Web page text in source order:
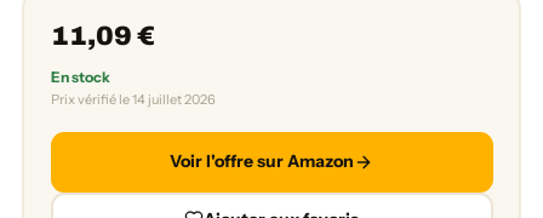
11,09 €
En stock
Prix vérifié le 14 juillet 2026
Voir l'offre sur Amazon